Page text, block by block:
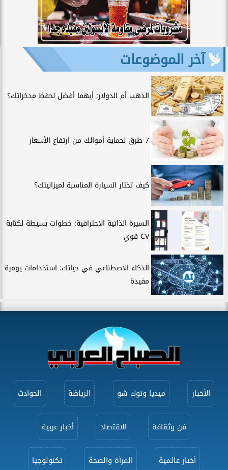
آخر الموضوعات
الذهب أم الدولار: أيهما أفضل لحفظ مدخراتك؟
7 طرق لحماية أموالك من ارتفاع الأسعار
كيف تختار السيارة المناسبة لميزانيتك؟
السيرة الذاتية الاحترافية: خطوات بسيطة لكتابة
CV قوي
الذكاء الاصطناعي في حياتك: استخدامات يومية
مفيدة
الأخبار ميديا وتوك شو الرياضة الحوادث
فن وثقافة الاقتصاد أخبار عربية
أخبار عالمية المرأة والصحة تكنولوجيا